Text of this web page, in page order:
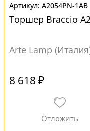
A2054PN-1AB
Торшер Braccio
Arte Lamp
8 618 ₽